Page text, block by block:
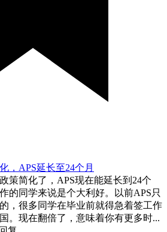
，APS延长至24个月
策简化了，APS现在能延长到24个
的同学来说是个大利好。以前APS只
，很多同学在毕业前就得急着签工作
。现在翻倍了，意味着你有更多时...